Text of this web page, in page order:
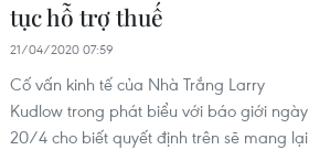
tục hỗ trợ thuế
21/04/2020 07:59
Cố vấn kinh tế của Nhà Trắng Larry
Kudlow trong phát biểu với báo giới ngày
20/4 cho biết quyết định trên sẽ mang lại